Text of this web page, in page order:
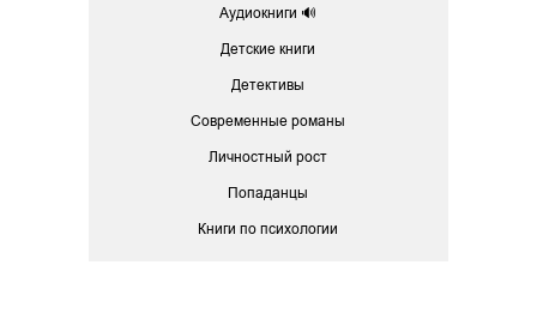
Аудиокниги 🔊
Детские книги
Детективы
Современные романы
Личностный рост
Попаданцы
Книги по психологии